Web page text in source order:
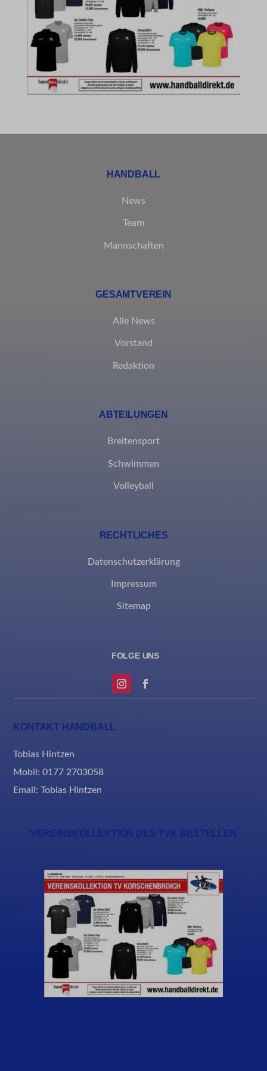
HANDBALL
News
Team
Mannschaften
GESAMTVEREIN
Alle News
Vorstand
Redaktion
ABTEILUNGEN
Breitensport
Schwimmen
Volleyball
RECHTLICHES
Datenschutzerklärung
Impressum
Sitemap
KONTAKT HANDBALL
Tobias Hintzen
Mobil: 0177 2703058
Email: Tobias Hintzen
VEREINSKOLLEKTION DES TVK BESTELLEN
et-reloaded-post-*
et-saved-post*
MicrosoftApplicationsTelemetryDeviceId
MicrosoftApplicationsTelemetryFirstLaunchTime